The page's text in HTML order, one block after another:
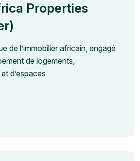
Properties
de l’immobilier africain, engagé
de logements,
d’espaces